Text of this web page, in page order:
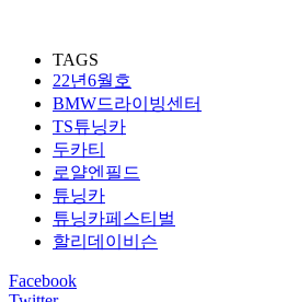
TAGS
22년6월호
BMW드라이빙센터
TS튜닝카
두카티
로얄엔필드
튜닝카
튜닝카페스티벌
할리데이비슨
Facebook